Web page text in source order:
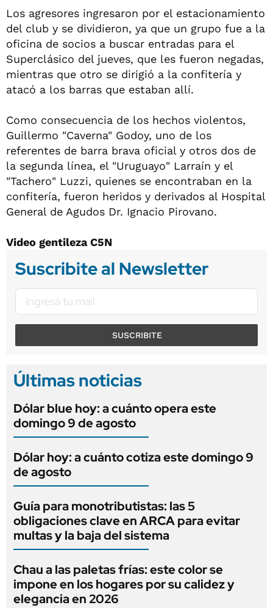
Los agresores ingresaron por el estacionamiento
del club y se dividieron, ya que un grupo fue a la
oficina de socios a buscar entradas para el
Superclásico del jueves, que les fueron negadas,
mientras que otro se dirigió a la confitería y
atacó a los barras que estaban allí.
Como consecuencia de los hechos violentos,
Guillermo "Caverna" Godoy, uno de los
referentes de barra brava oficial y otros dos de
la segunda línea, el "Uruguayo" Larraín y el
"Tachero" Luzzi, quienes se encontraban en la
confitería, fueron heridos y derivados al Hospital
General de Agudos Dr. Ignacio Pirovano.
Video gentileza C5N
Suscribite al Newsletter
SUSCRIBITE
Últimas noticias
Dólar blue hoy: a cuánto opera este
domingo 9 de agosto
Dólar hoy: a cuánto cotiza este domingo 9
de agosto
Guía para monotributistas: las 5
obligaciones clave en ARCA para evitar
multas y la baja del sistema
Chau a las paletas frías: este color se
impone en los hogares por su calidez y
elegancia en 2026